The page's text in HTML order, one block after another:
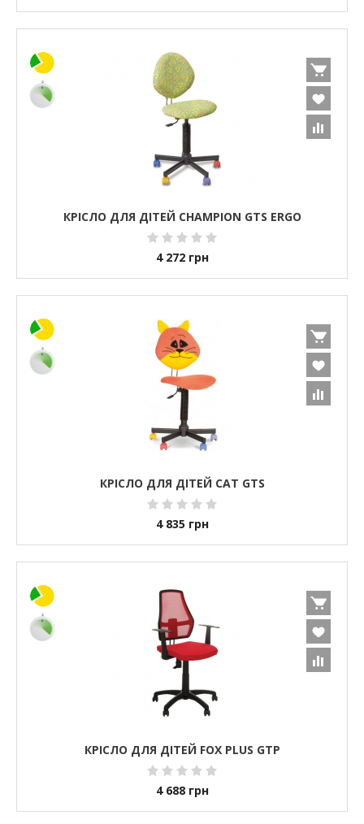
КРІСЛО ДЛЯ ДІТЕЙ CHAMPION GTS ERGO
4 272 грн
КРІСЛО ДЛЯ ДІТЕЙ CAT GTS
4 835 грн
КРІСЛО ДЛЯ ДІТЕЙ FOX PLUS GTP
4 688 грн